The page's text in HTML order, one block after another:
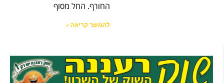
החורף. החל מסוף
להמשך קריאה »